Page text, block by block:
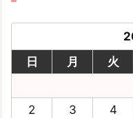
日
月 火
2
3 4